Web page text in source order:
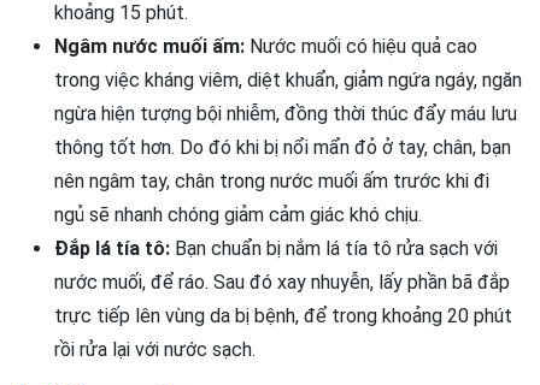
khoảng 15 phút.
Ngâm nước muối ấm: Nước muối có hiệu quả cao
trong việc kháng viêm, diệt khuẩn, giảm ngứa ngáy, ngăn
ngừa hiện tượng bội nhiễm, đồng thời thúc đẩy máu lưu
thông tốt hơn. Do đó khi bị nổi mẩn đỏ ở tay, chân, bạn
nên ngâm tay, chân trong nước muối ấm trước khi đi
ngủ sẽ nhanh chóng giảm cảm giác khó chịu.
Đắp lá tía tô: Bạn chuẩn bị nắm lá tía tô rửa sạch với
nước muối, để ráo. Sau đó xay nhuyễn, lấy phần bã đắp
trực tiếp lên vùng da bị bệnh, để trong khoảng 20 phút
rồi rửa lại với nước sạch.